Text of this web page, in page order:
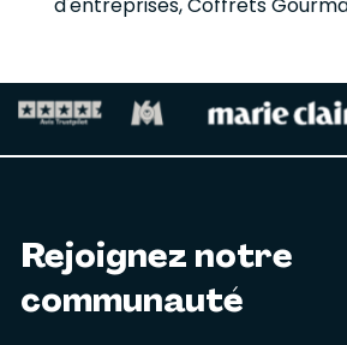
d'entreprises,Coffrets
Rejoignez notre
communauté